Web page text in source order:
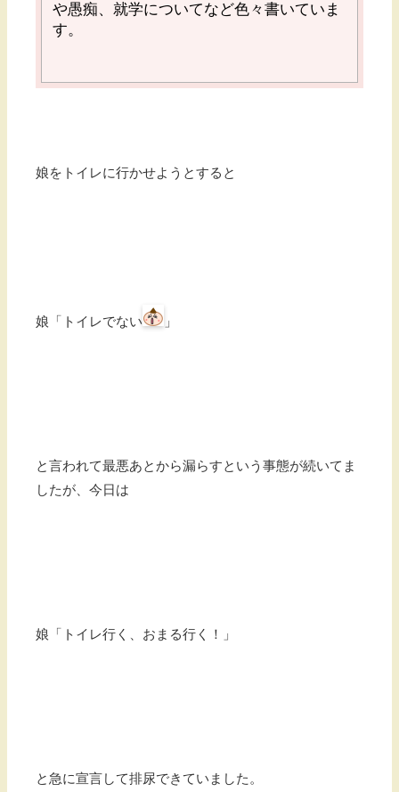
や愚痴、就学についてなど色々書いていま
す。
娘をトイレに行かせようとすると
娘「トイレでない 」
と言われて最悪あとから漏らすという事態が続いてま
したが、今日は
娘「トイレ行く、おまる行く！」
と急に宣言して排尿できていました。